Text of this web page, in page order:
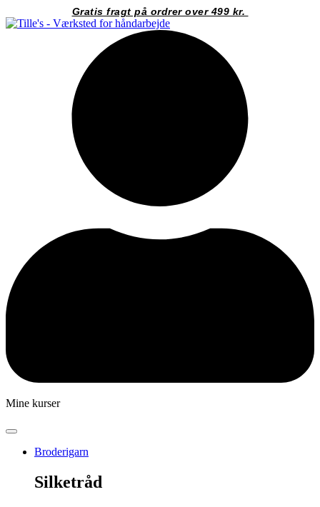
til
Gratis fragt på ordrer over 499 kr.
Mine kurser
Broderigarn
Silketråd